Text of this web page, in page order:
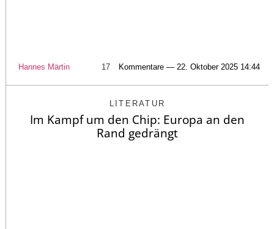
Hannes Märtin 17 Kommentare — 22. Oktober 2025 14:44
LITERATUR
Im Kampf um den Chip: Europa an den
Rand gedrängt